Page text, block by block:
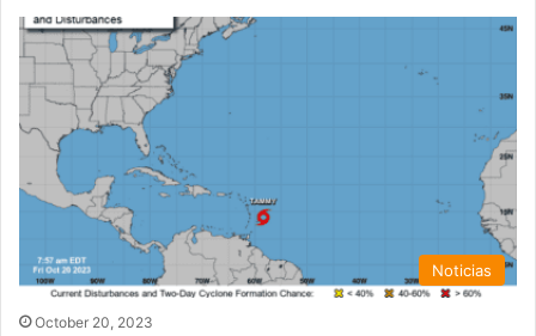
Noticias
October 20, 2023